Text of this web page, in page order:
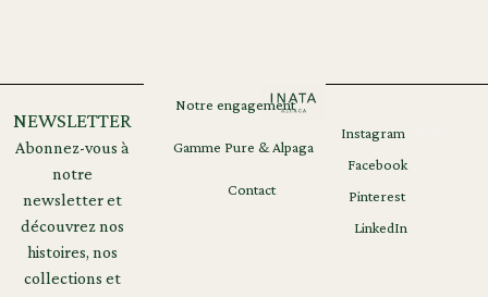
NEWSLETTER
Abonnez-vous à
notre
newsletter et
découvrez nos
histoires, nos
collections et
Notre engagement
Gamme Pure & Alpaga
Contact
Instagram
Facebook
Pinterest
LinkedIn
Mentions